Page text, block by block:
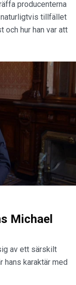
producenterna
naturligtvis tillfället
och hur han var att
Michael
av ett särskilt
hans karaktär med